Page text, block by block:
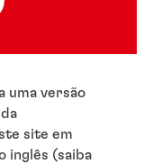
uma versão
site em
inglês (saiba